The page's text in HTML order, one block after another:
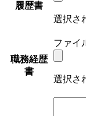
履歴書
選択さ
職務経歴
書
ファイ
選択さ